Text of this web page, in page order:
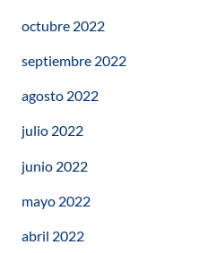
octubre 2022
septiembre 2022
agosto 2022
julio 2022
junio 2022
mayo 2022
abril 2022